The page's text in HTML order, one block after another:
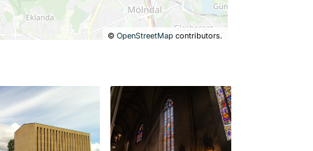
©OpenStreetMap contributors.